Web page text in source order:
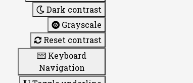
Dark contrast
Grayscale
Reset contrast
Keyboard
Navigation